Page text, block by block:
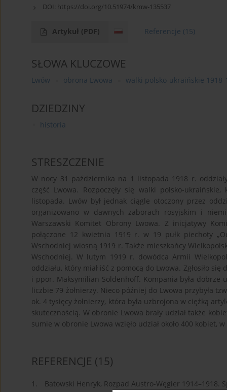
DOI: https://doi.org/10.51974/kmw-135537
Artykuł (PDF) Referencje (15)
SŁOWA KLUCZOWE
Lwów obrona Lwowa walki polsko-ukraińskie 1918-
DZIEDZINY
historia
STRESZCZENIE
W nocy 31 października na 1 listopada 1918 r.
część Lwowa. Rozpoczęły się walki polsko-
listopada. Lwów był jednak ciągle otoczony przez
organizowano w dawnych zaborach rosyjskim i
Warszawski Komitet Obrony Lwowa. Z inicjatywy
połączone 12 kwietnia 1919 r. w 19 pułk piechoty
Wschodniej wiosną 1919 r. Także mieszkańcy
Wschodniej. W lutym 1919 r. dowódca Armii
oddziału, który miał iść z pomocą do Lwowa. Zgłosiło
i ppor. Maksymilian Soldenhoff. Kompania była dobrze
liczbie 79 żołnierzy. Nieco później do Lwowa przybyła
ok. 4 tysięcy żołnierzy, która była uzbrojona w ciężką
skutecznością. W obronie Lwowa brały udział także
sumie w obronie Lwowa wzięło udział około 400 kobiet,
REFERENCJE (15)
1.
Batowski Henryk, Rozpad Austro-Węgier